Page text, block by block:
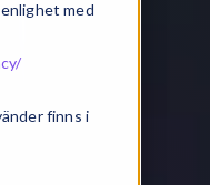
med
finns i